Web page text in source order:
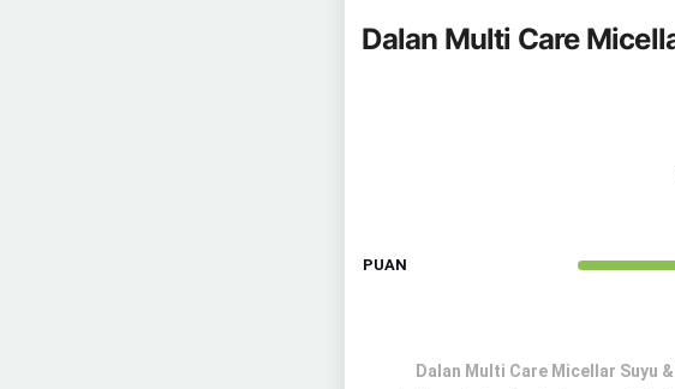
Dalan Multi Care
PUAN
Dalan Multi Care Micellar Suyu